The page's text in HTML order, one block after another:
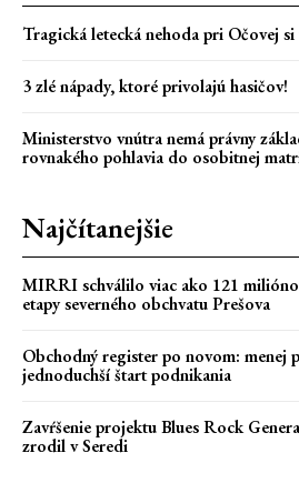
Tragická letecká nehoda pri Očovej
3 zlé nápady, ktoré privolajú hasičov!
Ministerstvo vnútra nemá právny
rovnakého pohlavia do osobitnej
Najčítanejšie
MIRRI schválilo viac ako 121
etapy severného obchvatu Prešova
Obchodný register po novom: menej
jednoduchší štart podnikania
Zavŕšenie projektu Blues Rock
zrodil v Seredi